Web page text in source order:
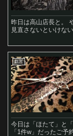
昨日は高山店長と。
見直さないといけな
戯言
今日は「ほたて」と
「1件w」だったご予